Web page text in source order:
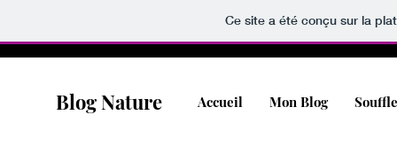
Ce site a été conçu sur la
Blog Nature Accueil Mon Blog